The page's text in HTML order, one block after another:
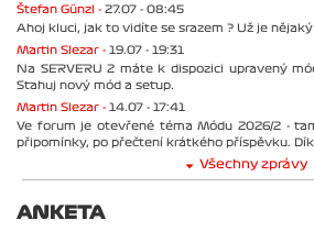
Štefan Günzl - 27.07 - 08:45
Ahoj kluci, jak to vidíte se srazem ? Už je
Martin Slezar - 19.07 - 19:31
Na SERVERU 2 máte k dispozici upravený
Stahuj nový mód a setup.
Martin Slezar - 14.07 - 17:41
Ve forum je otevřené téma Módu 2026/2 -
připomínky, po přečtení krátkého příspěvku.
Všechny zprávy
ANKETA